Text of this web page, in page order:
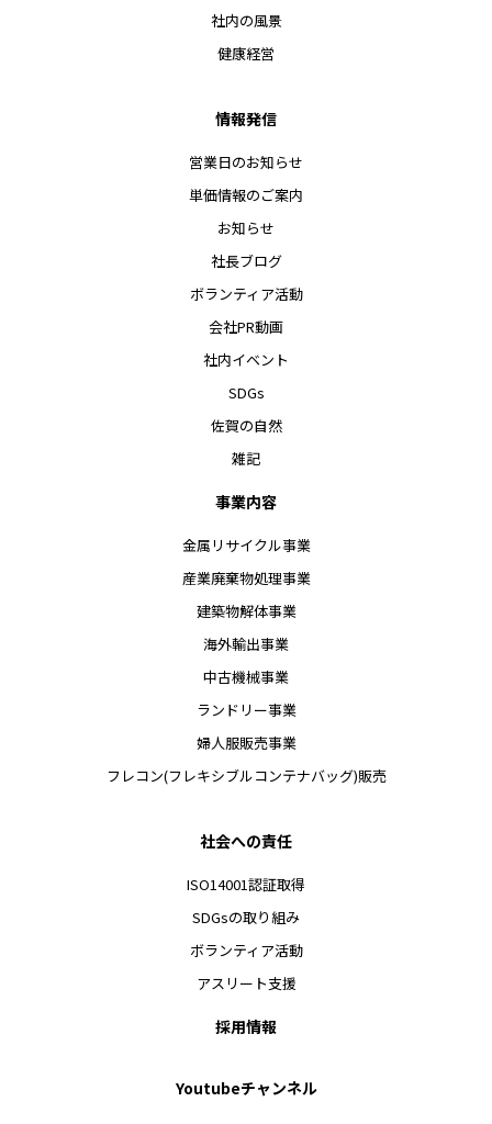
社内の風景
健康経営
情報発信
営業日のお知らせ
単価情報のご案内
お知らせ
社長ブログ
ボランティア活動
会社PR動画
社内イベント
SDGs
佐賀の自然
雑記
事業内容
金属リサイクル事業
産業廃棄物処理事業
建築物解体事業
海外輸出事業
中古機械事業
ランドリー事業
婦人服販売事業
フレコン(フレキシブルコンテナバッグ)販売
社会への責任
ISO14001認証取得
SDGsの取り組み
ボランティア活動
アスリート支援
採用情報
Youtubeチャンネル